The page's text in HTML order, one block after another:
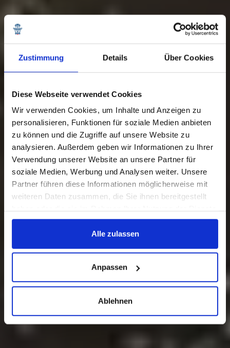
Zustimmung Details Über Cookies
Diese Webseite verwendet Cookies
Wir verwenden Cookies, um Inhalte und Anzeigen zu
personalisieren, Funktionen für soziale Medien anbieten
zu können und die Zugriffe auf unsere Website zu
analysieren. Außerdem geben wir Informationen zu Ihrer
Verwendung unserer Website an unsere Partner für
soziale Medien, Werbung und Analysen weiter. Unsere
Partner führen diese Informationen möglicherweise mit
weiteren Daten zusammen, die Sie ihnen bereitgestellt
gesammelt haben.
Alle zulassen
Anpassen
Ablehnen